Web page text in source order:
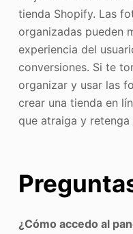
tienda Shopify. Las
organizadas pueden
experiencia del
conversiones. Si te
organizar y usar las
crear una tienda en
que atraiga y retenga
¿Cómo accedo al